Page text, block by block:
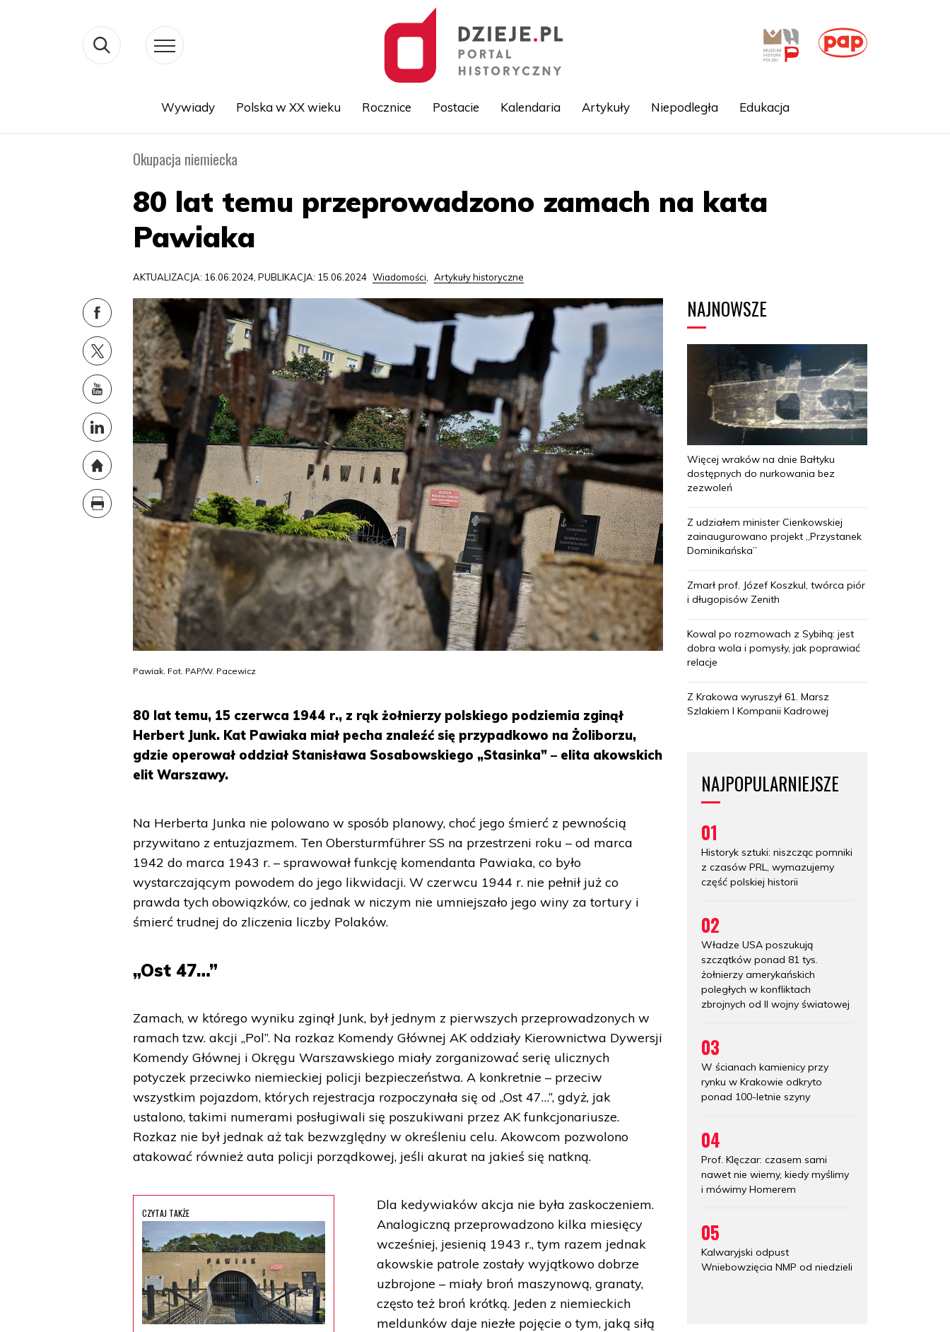
Wywiady Polska w XX wieku Rocznice Postacie Kalendaria Artykuły Niepodległa Edukacja
Okupacja niemiecka
80 lat temu przeprowadzono zamach na kata
Pawiaka
AKTUALIZACJA: 16.06.2024, PUBLIKACJA: 15.06.2024 Wiadomości, Artykuły historyczne
Pawiak. Fot. PAP/W. Pacewicz
80 lat temu, 15 czerwca 1944 r., z rąk żołnierzy polskiego podziemia zginął
Herbert Junk. Kat Pawiaka miał pecha znaleźć się przypadkowo na Żoliborzu,
gdzie operował oddział Stanisława Sosabowskiego „Stasinka” – elita akowskich
elit Warszawy.
Na Herberta Junka nie polowano w sposób planowy, choć jego śmierć z pewnością
przywitano z entuzjazmem. Ten Obersturmführer SS na przestrzeni roku – od marca
1942 do marca 1943 r. – sprawował funkcję komendanta Pawiaka, co było
wystarczającym powodem do jego likwidacji. W czerwcu 1944 r. nie pełnił już co
prawda tych obowiązków, co jednak w niczym nie umniejszało jego winy za tortury i
śmierć trudnej do zliczenia liczby Polaków.
„Ost 47…”
Zamach, w którego wyniku zginął Junk, był jednym z pierwszych przeprowadzonych w
ramach tzw. akcji „Pol”. Na rozkaz Komendy Głównej AK oddziały Kierownictwa Dywersji
Komendy Głównej i Okręgu Warszawskiego miały zorganizować serię ulicznych
potyczek przeciwko niemieckiej policji bezpieczeństwa. A konkretnie – przeciw
wszystkim pojazdom, których rejestracja rozpoczynała się od „Ost 47…”, gdyż, jak
ustalono, takimi numerami posługiwali się poszukiwani przez AK funkcjonariusze.
Rozkaz nie był jednak aż tak bezwzględny w określeniu celu. Akowcom pozwolono
atakować również auta policji porządkowej, jeśli akurat na jakieś się natkną.
CZYTAJ TAKŻE
Dla kedywiaków akcja nie była zaskoczeniem.
Analogiczną przeprowadzono kilka miesięcy
wcześniej, jesienią 1943 r., tym razem jednak
akowskie patrole zostały wyjątkowo dobrze
uzbrojone – miały broń maszynową, granaty,
często też broń krótką. Jeden z niemieckich
meldunków daje niezłe pojęcie o tym, jaką siłą
NAJNOWSZE
Więcej wraków na dnie Bałtyku
dostępnych do nurkowania bez
zezwoleń
Z udziałem minister Cienkowskiej
zainaugurowano projekt „Przystanek
Dominikańska”
Zmarł prof. Józef Koszkul, twórca piór
i długopisów Zenith
Kowal po rozmowach z Sybihą: jest
dobra wola i pomysły, jak poprawiać
relacje
Z Krakowa wyruszył 61. Marsz
Szlakiem I Kompanii Kadrowej
NAJPOPULARNIEJSZE
01
Historyk sztuki: niszcząc pomniki
z czasów PRL, wymazujemy
część polskiej historii
02
Władze USA poszukują
szczątków ponad 81 tys.
żołnierzy amerykańskich
poległych w konfliktach
zbrojnych od II wojny światowej
03
W ścianach kamienicy przy
rynku w Krakowie odkryto
ponad 100-letnie szyny
04
Prof. Klęczar: czasem sami
nawet nie wiemy, kiedy myślimy
i mówimy Homerem
05
Kalwaryjski odpust
Wniebowzięcia NMP od niedzieli